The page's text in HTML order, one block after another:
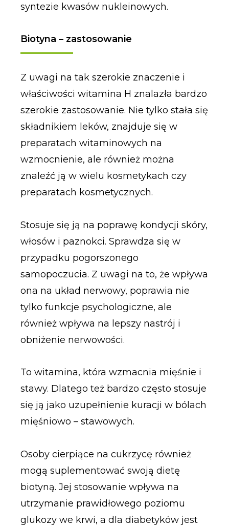
syntezie kwasów nukleinowych.
Biotyna – zastosowanie
Z uwagi na tak szerokie znaczenie i
właściwości witamina H znalazła bardzo
szerokie zastosowanie. Nie tylko stała się
składnikiem leków, znajduje się w
preparatach witaminowych na
wzmocnienie, ale również można
znaleźć ją w wielu kosmetykach czy
preparatach kosmetycznych.
Stosuje się ją na poprawę kondycji skóry,
włosów i paznokci. Sprawdza się w
przypadku pogorszonego
samopoczucia. Z uwagi na to, że wpływa
ona na układ nerwowy, poprawia nie
tylko funkcje psychologiczne, ale
również wpływa na lepszy nastrój i
obniżenie nerwowości.
To witamina, która wzmacnia mięśnie i
stawy. Dlatego też bardzo często stosuje
się ją jako uzupełnienie kuracji w bólach
mięśniowo – stawowych.
Osoby cierpiące na cukrzycę również
mogą suplementować swoją dietę
biotyną. Jej stosowanie wpływa na
utrzymanie prawidłowego poziomu
glukozy we krwi, a dla diabetyków jest